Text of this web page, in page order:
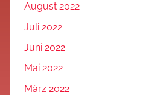
August 2022
Juli 2022
Juni 2022
Mai 2022
März 2022